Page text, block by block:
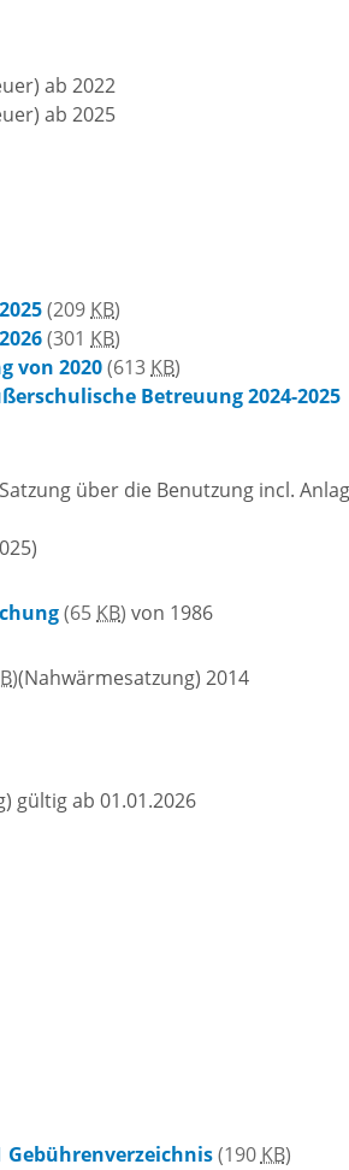
"Wo sonst"
ab 2022
ab 2025
(209 KB)
(301 KB)
von 2020(613 KB)
Betreuung 2024-2025
über die Benutzung incl.
(65 KB) von 1986
)(Nahwärmesatzung) 2014
gültig ab 01.01.2026
Gebührenverzeichnis(190 KB)